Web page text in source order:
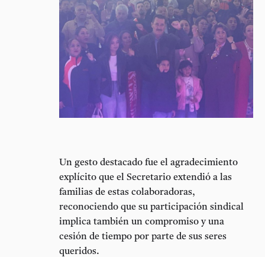
Un gesto destacado fue el agradecimiento
explícito que el Secretario extendió a las
familias de estas colaboradoras,
reconociendo que su participación sindical
implica también un compromiso y una
cesión de tiempo por parte de sus seres
queridos.